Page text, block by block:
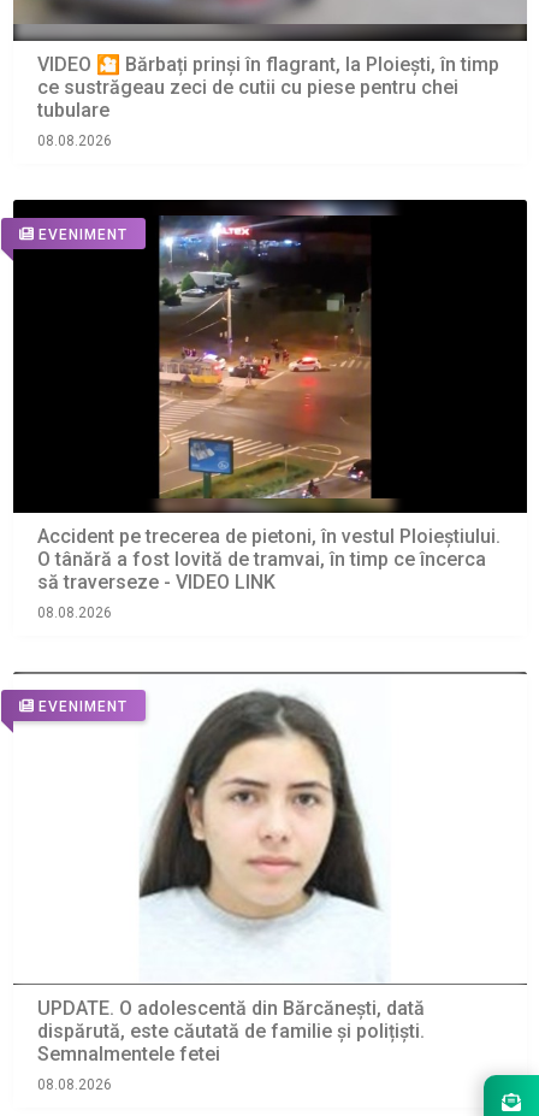
VIDEO 🎦 Bărbați prinși în flagrant, la Ploiești, în timp
ce sustrăgeau zeci de cutii cu piese pentru chei
tubulare
08.08.2026
EVENIMENT
Accident pe trecerea de pietoni, în vestul Ploieștiului.
O tânără a fost lovită de tramvai, în timp ce încerca
să traverseze - VIDEO LINK
08.08.2026
EVENIMENT
UPDATE. O adolescentă din Bărcănești, dată
dispărută, este căutată de familie și polițiști.
Semnalmentele fetei
08.08.2026